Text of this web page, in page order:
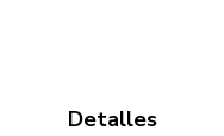
Detalles